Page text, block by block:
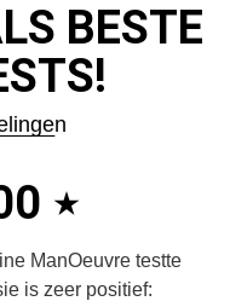
BESTE
ManOeuvre testte
is zeer positief: